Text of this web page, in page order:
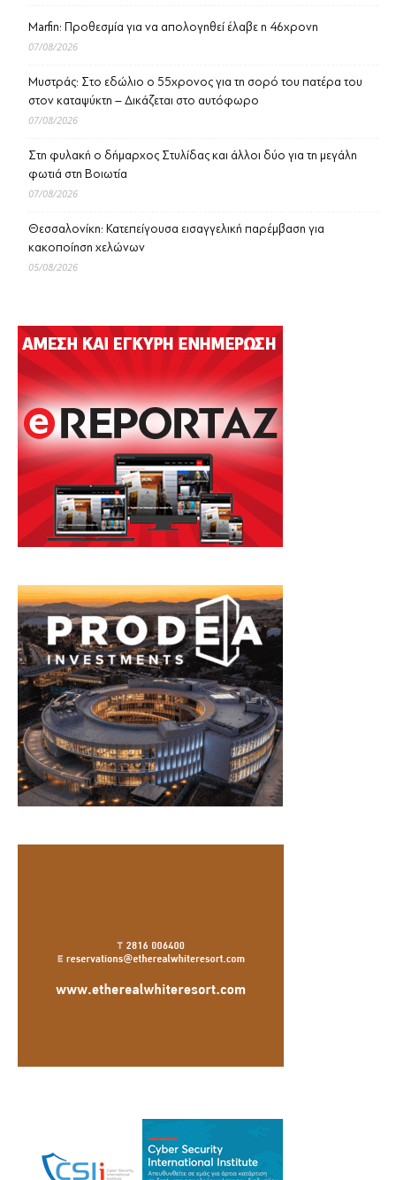
Marfin: Προθεσμία για να απολογηθεί έλαβε η 46χρονη
07/08/2026
Μυστράς: Στο εδώλιο ο 55χρονος για τη σορό του πατέρα του
στον καταψύκτη – Δικάζεται στο αυτόφωρο
07/08/2026
Στη φυλακή ο δήμαρχος Στυλίδας και άλλοι δύο για τη μεγάλη
φωτιά στη Βοιωτία
07/08/2026
Θεσσαλονίκη: Κατεπείγουσα εισαγγελική παρέμβαση για
κακοποίηση χελώνων
05/08/2026